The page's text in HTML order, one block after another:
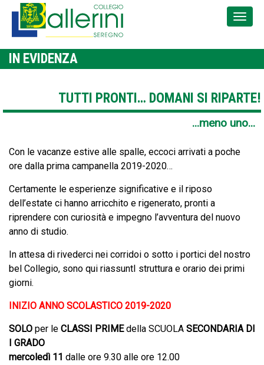
IN EVIDENZA
TUTTI PRONTI… DOMANI SI RIPARTE!
...meno uno...
Con le vacanze estive alle spalle, eccoci arrivati a poche
ore dalla prima campanella 2019-2020…
Certamente le esperienze significative e il riposo
dell’estate ci hanno arricchito e rigenerato, pronti a
riprendere con curiosità e impegno l’avventura del nuovo
anno di studio.
In attesa di rivederci nei corridoi o sotto i portici del nostro
bel Collegio, sono qui riassuntI struttura e orario dei primi
giorni.
INIZIO ANNO SCOLASTICO 2019-2020
SOLO per le CLASSI PRIMEdella SCUOLA SECONDARIA DI
I GRADO
mercoledì 11 dalle ore 9.30 alle ore 12.00